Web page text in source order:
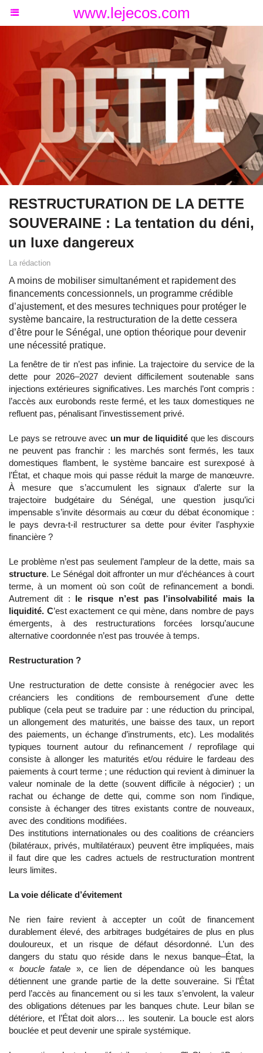
www.lejecos.com
RESTRUCTURATION DE LA DETTE
SOUVERAINE : La tentation du déni,
un luxe dangereux
La rédaction
A moins de mobiliser simultanément et rapidement des
financements concessionnels, un programme crédible
d’ajustement, et des mesures techniques pour protéger le
système bancaire, la restructuration de la dette cessera
d’être pour le Sénégal, une option théorique pour devenir
une nécessité pratique.
La fenêtre de tir n’est pas infinie. La trajectoire du service de la
dette pour 2026–2027 devient difficilement soutenable sans
injections extérieures significatives. Les marchés l’ont compris :
l’accès aux eurobonds reste fermé, et les taux domestiques ne
refluent pas, pénalisant l’investissement privé.
Le pays se retrouve avec un mur de liquidité que les discours
ne peuvent pas franchir : les marchés sont fermés, les taux
domestiques flambent, le système bancaire est surexposé à
l’État, et chaque mois qui passe réduit la marge de manœuvre.
À mesure que s’accumulent les signaux d’alerte sur la
trajectoire budgétaire du Sénégal, une question jusqu’ici
impensable s’invite désormais au cœur du débat économique :
le pays devra-t-il restructurer sa dette pour éviter l’asphyxie
financière ?
Le problème n’est pas seulement l’ampleur de la dette, mais sa
structure. Le Sénégal doit affronter un mur d’échéances à court
terme, à un moment où son coût de refinancement a bondi.
Autrement dit : le risque n’est pas l’insolvabilité mais la
liquidité. C’est exactement ce qui mène, dans nombre de pays
émergents, à des restructurations forcées lorsqu’aucune
alternative coordonnée n’est pas trouvée à temps.
Restructuration ?
Une restructuration de dette consiste à renégocier avec les
créanciers les conditions de remboursement d’une dette
publique (cela peut se traduire par : une réduction du principal,
un allongement des maturités, une baisse des taux, un report
des paiements, un échange d’instruments, etc). Les modalités
typiques tournent autour du refinancement / reprofilage qui
consiste à allonger les maturités et/ou réduire le fardeau des
paiements à court terme ; une réduction qui revient à diminuer la
valeur nominale de la dette (souvent difficile à négocier) ; un
rachat ou échange de dette qui, comme son nom l’indique,
consiste à échanger des titres existants contre de nouveaux,
avec des conditions modifiées.
Des institutions internationales ou des coalitions de créanciers
(bilatéraux, privés, multilatéraux) peuvent être impliquées, mais
il faut dire que les cadres actuels de restructuration montrent
leurs limites.
La voie délicate d’évitement
Ne rien faire revient à accepter un coût de financement
durablement élevé, des arbitrages budgétaires de plus en plus
douloureux, et un risque de défaut désordonné. L’un des
dangers du statu quo réside dans le nexus banque–État, la
« boucle fatale », ce lien de dépendance où les banques
détiennent une grande partie de la dette souveraine. Si l’État
perd l’accès au financement ou si les taux s’envolent, la valeur
des obligations détenues par les banques chute. Leur bilan se
détériore, et l’État doit alors… les soutenir. La boucle est alors
bouclée et peut devenir une spirale systémique.